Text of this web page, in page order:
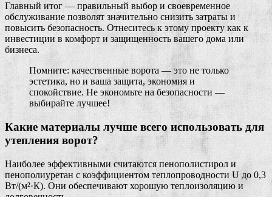
Главный итог — правильный выбор и своевременное
обслуживание позволят значительно снизить затраты и
повысить безопасность. Отнеситесь к этому проекту как к
инвестиции в комфорт и защищенность вашего дома или
бизнеса.
Помните: качественные ворота — это не только
эстетика, но и ваша защита, экономия и
спокойствие. Не экономьте на безопасности —
выбирайте лучшее!
Какие материалы лучше всего использовать для
утепления ворот?
Наиболее эффективными считаются пенополистирол и
пенополиуретан с коэффициентом теплопроводности U до 0,3
Вт/(м²·К). Они обеспечивают хорошую теплоизоляцию и